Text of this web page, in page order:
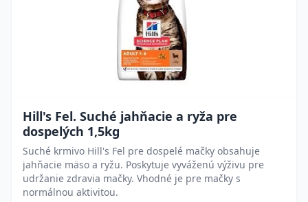
Hill's Fel. Suché jahňacie a ryža pre
dospelých 1,5kg
Suché krmivo Hill's Fel pre dospelé mačky obsahuje
jahňacie mäso a ryžu. Poskytuje vyváženú výživu pre
udržanie zdravia mačky. Vhodné je pre mačky s
normálnou aktivitou.